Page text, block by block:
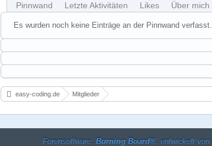
Pinnwand Letzte Aktivitäten Likes Über mich
Es wurden noch keine Einträge an der Pinnwand verfasst.
easy-coding.de Mitglieder
Forensoftware: Burning Board®, entwickelt von